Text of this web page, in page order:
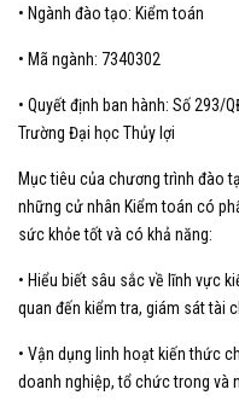
• Ngành đào tạo: Kiểm toán
• Mã ngành: 7340302
• Quyết định ban hành: Số 293/
Trường Đại học Thủy lợi
Mục tiêu của chương trình đào
những cử nhân Kiểm toán có
sức khỏe tốt và có khả năng:
• Hiểu biết sâu sắc về lĩnh vực
quan đến kiểm tra, giám sát tài
• Vận dụng linh hoạt kiến thức
doanh nghiệp, tổ chức trong và